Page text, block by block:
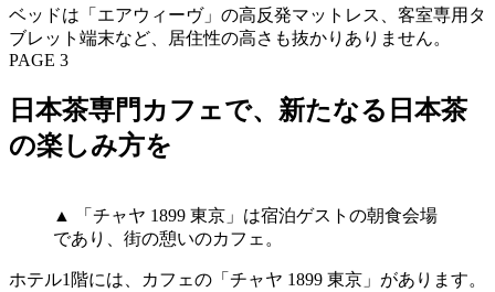
ベッドは「エアウィーヴ」の高反発マットレス、客室専用タ
ブレット端末など、居住性の高さも抜かりありません。
PAGE 3
日本茶専門カフェで、新たなる日本茶
の楽しみ方を
▲ 「チャヤ 1899 東京」は宿泊ゲストの朝食会場
であり、街の憩いのカフェ。
ホテル1階には、カフェの「チャヤ 1899 東京」があります。